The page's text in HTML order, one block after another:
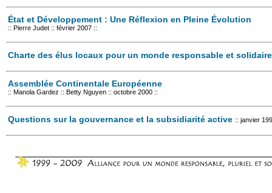
État et Développement : Une Réflexion en Pleine Évolution
:: Pierre Judet :: février 2007 ::
Charte des élus locaux pour un monde responsable et solidaire
Assemblée Continentale Européenne
:: Manola Gardez :: Betty Nguyen :: octobre 2000 ::
Questions sur la gouvernance et la subsidiarité active :: janvier